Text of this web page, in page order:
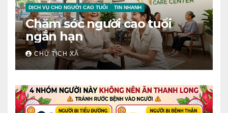
DỊCH VỤ CHO NGƯỜI CAO TUỔI TIN NHANH
Chăm sóc người cao tuổi
ngắn hạn
CHỦ TỊCH XÃ